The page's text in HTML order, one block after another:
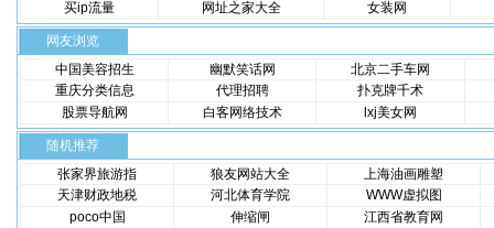
买ip流量
网址之家大全 女装网
网友浏览
中国美容招生
幽默笑话网
北京二手车网
重庆分类信息
代理招聘
扑克牌千术
股票导航网
白客网络技术 lxj美女网
随机推荐
张家界旅游指
狼友网站大全
上海油画雕塑
天津财政地税
河北体育学院
WWW虚拟图
poco中国
伸缩闸 江西省教育网